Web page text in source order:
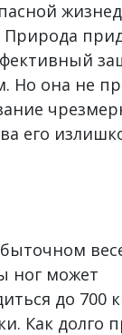
Природа
Но она не
его
ног может
до 700
Как долго